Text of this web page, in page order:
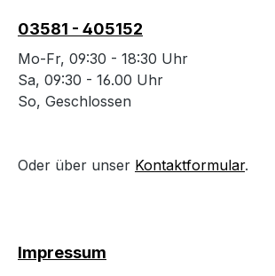
03581 - 405152
Mo-Fr, 09:30 - 18:30 Uhr
Sa, 09:30 - 16.00 Uhr
So, Geschlossen
Oder über unser Kontaktformular.
Impressum